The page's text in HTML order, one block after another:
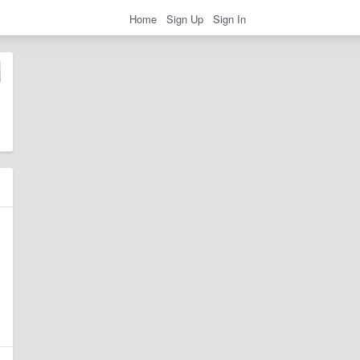
Home Sign Up Sign In